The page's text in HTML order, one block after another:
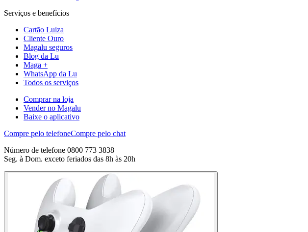
Serviços e benefícios
Cartão Luiza
Cliente Ouro
Magalu seguros
Blog da Lu
Maga +
WhatsApp da Lu
Todos os serviços
Comprar na loja
Vender no Magalu
Baixe o aplicativo
Compre pelo telefoneCompre pelo chat
Número de telefone 0800 773 3838
Seg. à Dom. exceto feriados das 8h às 20h